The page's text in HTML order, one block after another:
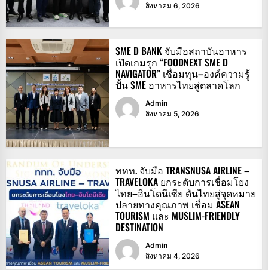
สิงหาคม 6, 2026
SME D BANK จับมือสถาบันอาหาร
เปิดเกมรุก “FOODNEXT SME D
NAVIGATOR” เชื่อมทุน–องค์ความรู้
ปั้น SME อาหารไทยสู่ตลาดโลก
Admin
สิงหาคม 5, 2026
ททท. จับมือ TRANSNUSA AIRLINE –
TRAVELOKA ยกระดับการเชื่อมโยง
ไทย–อินโดนีเซีย ดันไทยสู่จุดหมาย
ปลายทางคุณภาพ เชื่อม ASEAN
TOURISM และ MUSLIM-FRIENDLY
DESTINATION
Admin
สิงหาคม 4, 2026